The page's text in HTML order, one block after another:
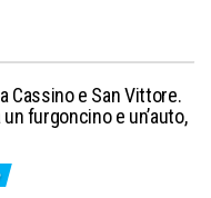
Cassino e San Vittore.
furgoncino e un’auto,